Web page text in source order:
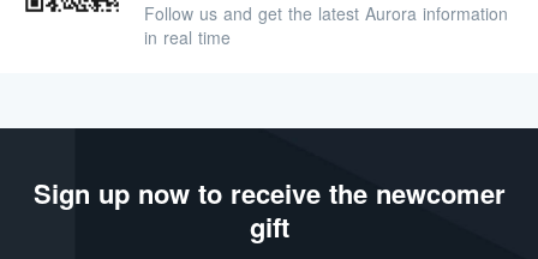
Follow us and get the latest Aurora information
in real time
Sign up now to receive the newcomer
gift